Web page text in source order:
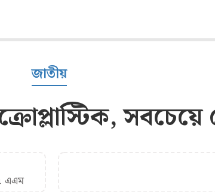
জাতীয়
এএম